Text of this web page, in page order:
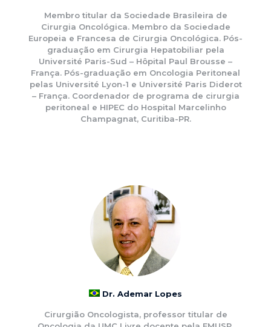
Membro titular da Sociedade Brasileira de
Cirurgia Oncológica. Membro da Sociedade
Europeia e Francesa de Cirurgia Oncológica. Pós-
graduação em Cirurgia Hepatobiliar pela
Université Paris-Sud – Hôpital Paul Brousse –
França. Pós-graduação em Oncologia Peritoneal
pelas Université Lyon-1 e Université Paris Diderot
– França. Coordenador de programa de cirurgia
peritoneal e HIPEC do Hospital Marcelinho
Champagnat, Curitiba-PR.
Dr. Ademar Lopes
Cirurgião Oncologista, professor titular de